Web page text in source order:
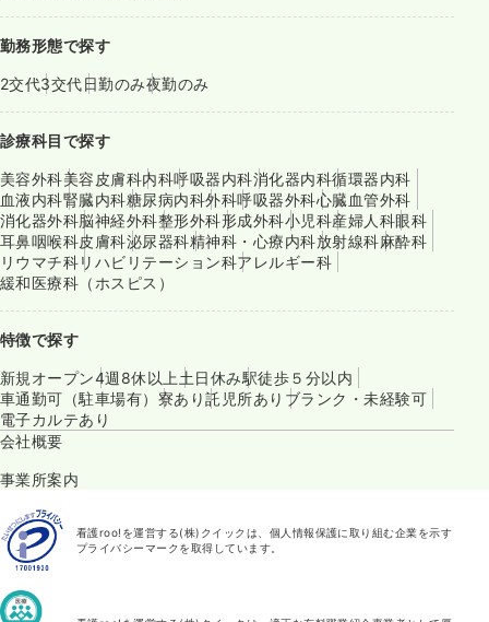
勤務形態で探す
2交代3交代日勤のみ夜勤のみ
診療科目で探す
美容外科美容皮膚科内科呼吸器内科消化器内科循環器内科
血液内科腎臓内科糖尿病内科外科呼吸器外科心臓血管外科
消化器外科脳神経外科整形外科形成外科小児科産婦人科眼科
耳鼻咽喉科皮膚科泌尿器科精神科・心療内科放射線科麻酔科
リウマチ科リハビリテーション科アレルギー科
緩和医療科（ホスピス）
特徴で探す
新規オープン4週8休以上 土日休み駅徒歩５分以内
車通勤可（駐車場有） 寮あり託児所あり ブランク・未経験可
電子カルテあり
会社概要
事業所案内
看護roo!を運営する(株)クイックは、個人情報保護に取り組む企業を示す
プライバシーマークを取得しています。